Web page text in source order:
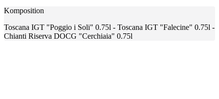
Komposition
Toscana IGT "Poggio i Soli" 0.75l - Toscana IGT "Falecine" 0.75l -
Chianti Riserva DOCG "Cerchiaia" 0.75l